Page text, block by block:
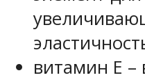
витамин E –